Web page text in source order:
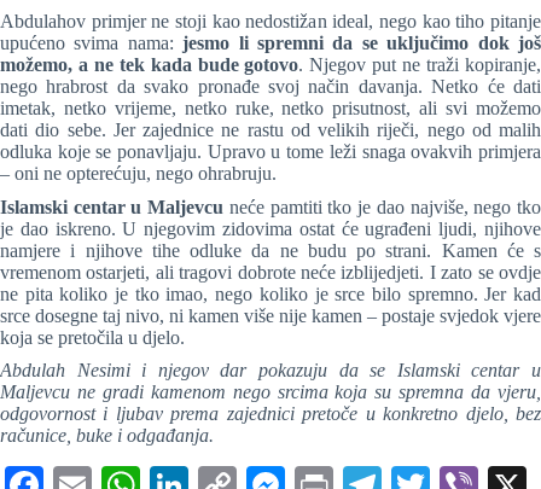
Abdulahov primjer ne stoji kao nedostižan ideal, nego kao tiho pitanje
upućeno svima nama:jesmo li spremni da se uključimo dok još
možemo, a ne tek kada bude gotovo. Njegov put ne traži kopiranje,
nego hrabrost da svako pronađe svoj način davanja. Netko će dati
imetak, netko vrijeme, netko ruke, netko prisutnost, ali svi možemo
dati dio sebe. Jer zajednice ne rastu od velikih riječi, nego od malih
odluka koje se ponavljaju. Upravo u tome leži snaga ovakvih primjera
– oni ne opterećuju, nego ohrabruju.
Islamski centar u Maljevcu neće pamtiti tko je dao najviše, nego tko
je dao iskreno. U njegovim zidovima ostat će ugrađeni ljudi, njihove
namjere i njihove tihe odluke da ne budu po strani. Kamen će s
vremenom ostarjeti, ali tragovi dobrote neće izblijedjeti. I zato se ovdje
ne pita koliko je tko imao, nego koliko je srce bilo spremno. Jer kad
srce dosegne taj nivo, ni kamen više nije kamen – postaje svjedok vjere
koja se pretočila u djelo.
Abdulah Nesimi i njegov dar pokazuju da se Islamski centar u
Maljevcu ne gradi kamenom nego srcima koja su spremna da vjeru,
odgovornost i ljubav prema zajednici pretoče u konkretno djelo, bez
računice, buke i odgađanja.